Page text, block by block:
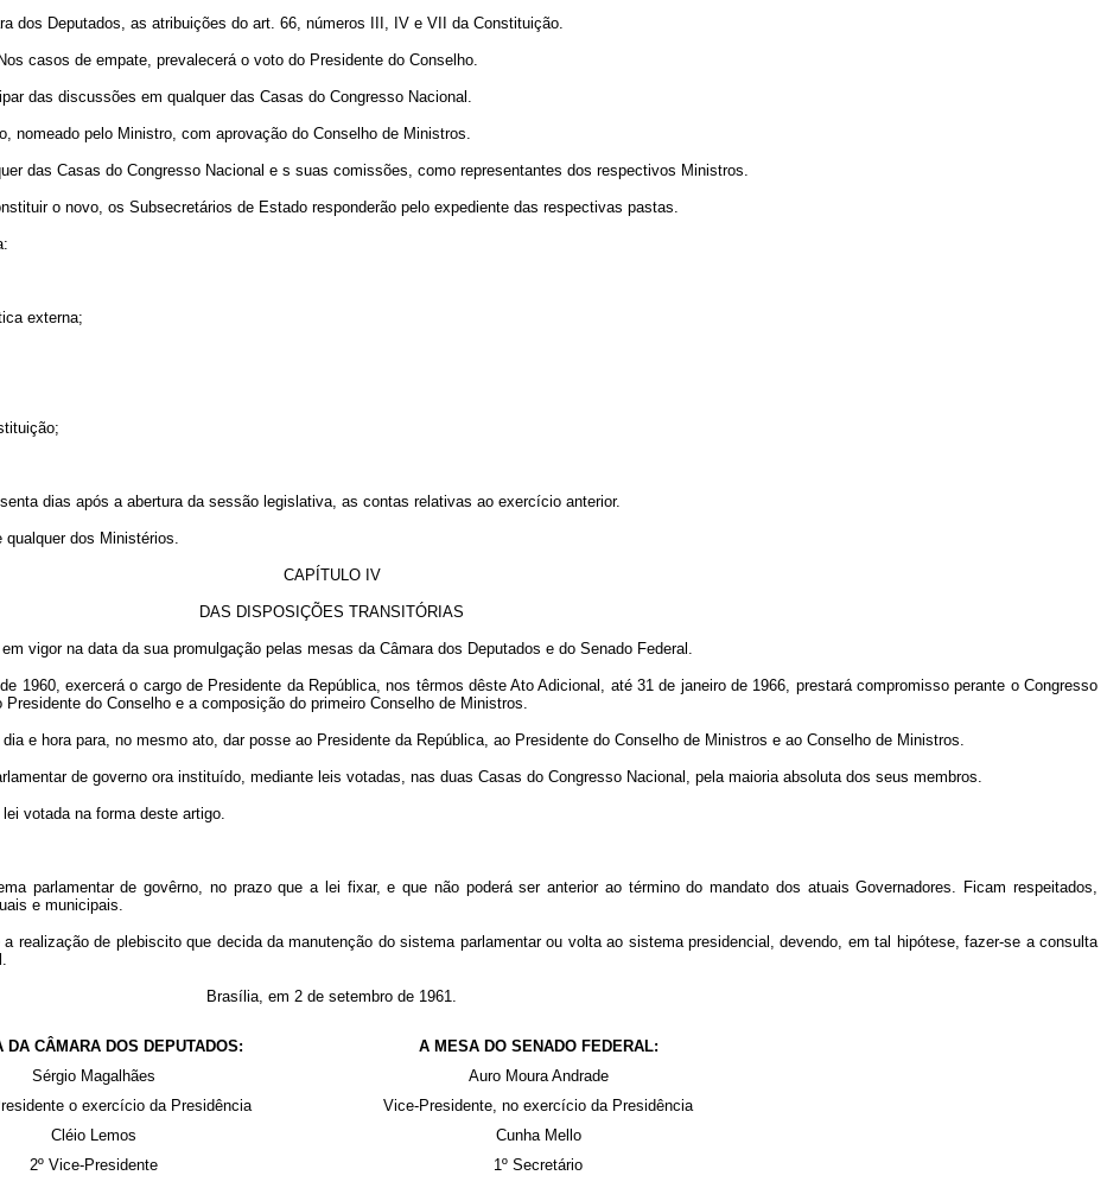
dos Deputados, as atribuições do art. 66, números III, IV e VII da Constituição.
casos de empate, prevalecerá o voto do Presidente do Conselho.
das discussões em qualquer das Casas do Congresso Nacional.
nomeado pelo Ministro, com aprovação do Conselho de Ministros.
das Casas do Congresso Nacional e s suas comissões, como representantes dos respectivos Ministros.
o novo, os Subsecretários de Estado responderão pelo expediente das respectivas pastas.
externa;
dias após a abertura da sessão legislativa, as contas relativas ao exercício anterior.
dos Ministérios.
CAPÍTULO IV
DAS DISPOSIÇÕES TRANSITÓRIAS
vigor na data da sua promulgação pelas mesas da Câmara dos Deputados e do Senado Federal.
1960, exercerá o cargo de Presidente da República, nos têrmos dêste Ato Adicional, até 31 de janeiro de 1966, prestará compromisso perante o Congresso
do Conselho e a composição do primeiro Conselho de Ministros.
e hora para, no mesmo ato, dar posse ao Presidente da República, ao Presidente do Conselho de Ministros e ao Conselho de Ministros.
de governo ora instituído, mediante leis votadas, nas duas Casas do Congresso Nacional, pela maioria absoluta dos seus membros.
votada na forma deste artigo.
parlamentar de govêrno, no prazo que a lei fixar, e que não poderá ser anterior ao término do mandato dos atuais Governadores. Ficam respeitados,
e municipais.
realização de plebiscito que decida da manutenção do sistema parlamentar ou volta ao sistema presidencial, devendo, em tal hipótese, fazer-se a consulta
Brasília, em 2 de setembro de 1961.
DA CÂMARA DOS DEPUTADOS:
Sérgio Magalhães
o exercício da Presidência
Cléio Lemos
2º Vice-Presidente
A MESA DO SENADO FEDERAL:
Auro Moura Andrade
Vice-Presidente, no exercício da Presidência
Cunha Mello
1º Secretário